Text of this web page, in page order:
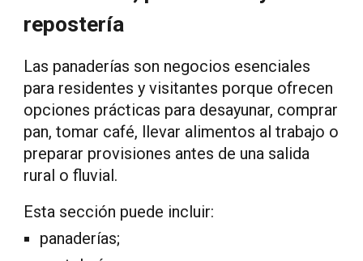
repostería
Las panaderías son negocios esenciales
para residentes y visitantes porque ofrecen
opciones prácticas para desayunar, comprar
pan, tomar café, llevar alimentos al trabajo o
preparar provisiones antes de una salida
rural o fluvial.
Esta sección puede incluir:
panaderías;